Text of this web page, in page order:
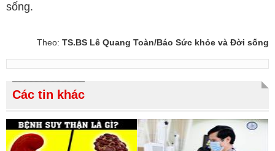
sống.
Theo: TS.BS Lê Quang Toàn/Báo Sức khỏe và Đời sống
Các tin khác